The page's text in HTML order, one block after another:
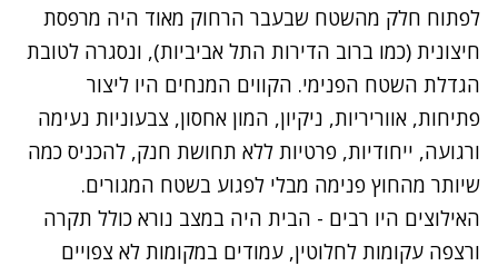
לפתוח חלק מהשטח שבעבר הרחוק מאוד היה מרפסת
חיצונית (כמו ברוב הדירות התל אביביות), ונסגרה לטובת
הגדלת השטח הפנימי. הקווים המנחים היו ליצור
פתיחות, אווריריות, ניקיון, המון אחסון, צבעוניות נעימה
ורגועה, ייחודיות, פרטיות ללא תחושת חנק, להכניס כמה
שיותר מהחוץ פנימה מבלי לפגוע בשטח המגורים.
האילוצים היו רבים - הבית היה במצב נורא כולל תקרה
ורצפה עקומות לחלוטין, עמודים במקומות לא צפויים